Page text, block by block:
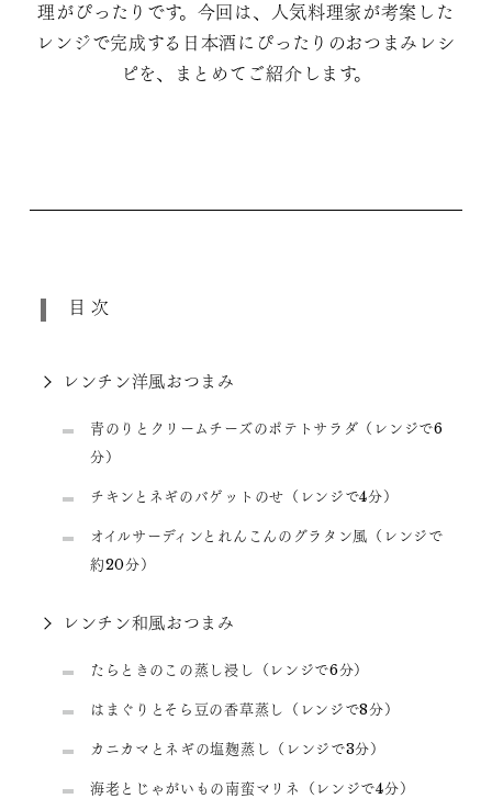
理がぴったりです。今回は、人気料理家が考案した
レンジで完成する日本酒にぴったりのおつまみレシ
ピを、まとめてご紹介します。
目次
レンチン洋風おつまみ
青のりとクリームチーズのポテトサラダ（レンジで6
分）
チキンとネギのバゲットのせ（レンジで4分）
オイルサーディンとれんこんのグラタン風（レンジで
約20分）
レンチン和風おつまみ
たらときのこの蒸し浸し（レンジで6分）
はまぐりとそら豆の香草蒸し（レンジで8分）
カニカマとネギの塩麹蒸し（レンジで3分）
海老とじゃがいもの南蛮マリネ（レンジで4分）